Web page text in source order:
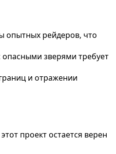
опытных рейдеров, что
зверями требует
и отражении
проект остается верен